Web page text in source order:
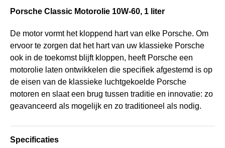
Porsche Classic Motorolie 10W-60, 1 liter
De motor vormt het kloppend hart van elke Porsche. Om
ervoor te zorgen dat het hart van uw klassieke Porsche
ook in de toekomst blijft kloppen, heeft Porsche een
motorolie laten ontwikkelen die specifiek afgestemd is op
de eisen van de klassieke luchtgekoelde Porsche
motoren en slaat een brug tussen traditie en innovatie: zo
geavanceerd als mogelijk en zo traditioneel als nodig.
Specificaties